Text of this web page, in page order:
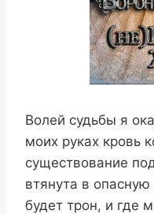
Волей судьбы я
моих руках кровь
существование
втянута в опасную
будет трон, и где